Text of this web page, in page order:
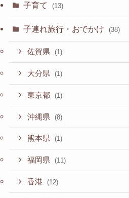
子育て (13)
子連れ旅行・おでかけ (38)
佐賀県 (1)
大分県 (1)
東京都 (1)
沖縄県 (8)
熊本県 (1)
福岡県 (11)
香港 (12)